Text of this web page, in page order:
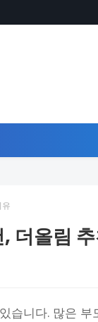
더올림
습니다. 많은